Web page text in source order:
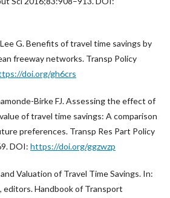
Lee G. Benefits of travel time savings by
freeway networks. Transp Policy
doi.org/gh6crs
Birke FJ. Assessing the effect of
of travel time savings: A comparison
preferences. Transp Res Part Policy
DOI: https://doi.org/ggzwzp
Valuation of Travel Time Savings. In:
editors. Handbook of Transport